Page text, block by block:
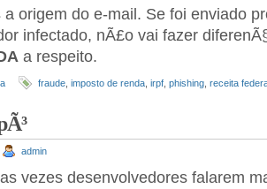
a origem do e-mail. Se foi enviado
infectado, nÃ£o vai fazer
a respeito.
fraude imposto de renda irpf phishing receita
admin
vezes desenvolvedores falarem